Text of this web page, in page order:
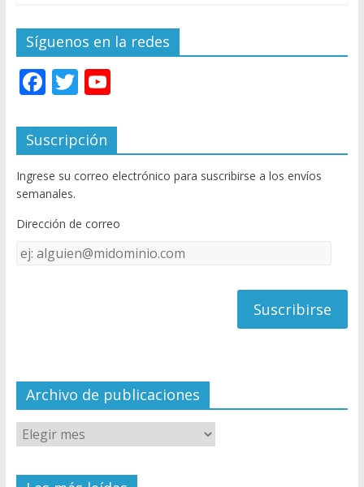
Síguenos en la redes
F
e
b
o
o
k
T
itt
er
Y
u
T
u
e
C
el
Suscripción
Ingrese su correo electrónico para suscribirse a los envíos
semanales.
Dirección de correo
Dirección
de
Archivo de publicaciones